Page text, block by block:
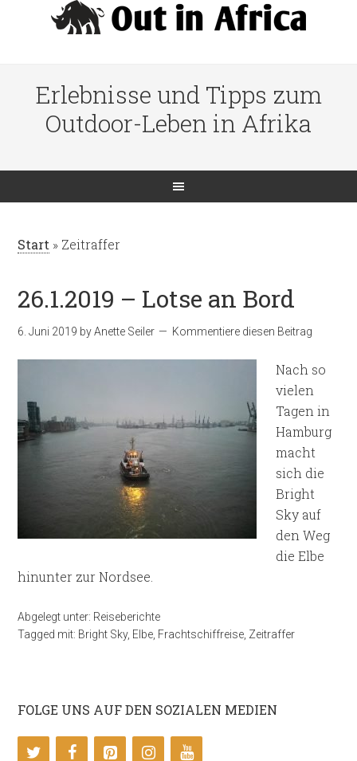
Erlebnisse und Tipps zum
Outdoor-Leben in Afrika
Start » Zeitraffer
26.1.2019 – Lotse an Bord
6. Juni 2019 byAnette Seiler Kommentiere diesen Beitrag
Nach so
vielen
Tagen in
Hamburg
macht
sich die
Bright
Sky auf
den Weg
die Elbe
hinunter zur Nordsee.
Abgelegt unter: Reiseberichte
Tagged mit: Bright Sky, Elbe Frachtschiffreise Zeitraffer
FOLGE UNS AUF DEN SOZIALEN MEDIEN